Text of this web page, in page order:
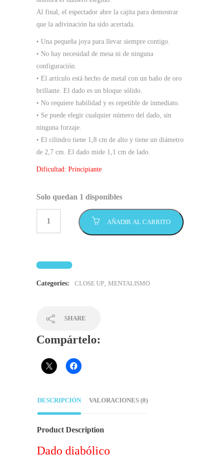
Al final, el espectador abre la cajita para demostrar
que la adivinación ha sido acertada.
• Una pequeña joya para llevar siempre contigo.
• No hay necesidad de mesa ni de ninguna
configuración.
• El artículo está hecho de metal con un baño de oro
brillante. El dado es un bloque sólido.
• No requiere habilidad y es repetible de inmediato.
• Se puede elegir cualquier número del dado, sin
ninguna forzaje.
• El cilindro tiene 1,8 cm de alto y tiene un diámetro
de 2,7 cm. El dado mide 1,1 cm de lado.
Dificultad: Principiante
Solo quedan 1 disponibles
AÑADIR AL CARRITO
Categories: CLOSE UP, MENTALISMO
SHARE
Compártelo:
DESCRIPCIÓN VALORACIONES (0)
Product Description
Dado diabólico